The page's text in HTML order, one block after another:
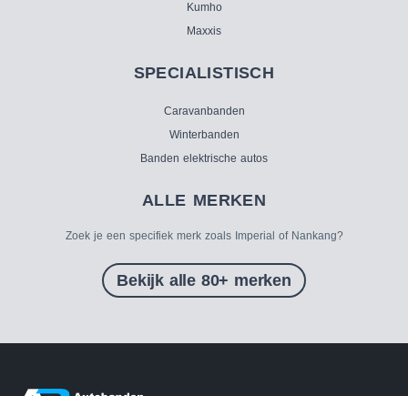
Kumho
Maxxis
SPECIALISTISCH
Caravanbanden
Winterbanden
Banden elektrische autos
ALLE MERKEN
Zoek je een specifiek merk zoals Imperial of Nankang?
Bekijk alle 80+ merken